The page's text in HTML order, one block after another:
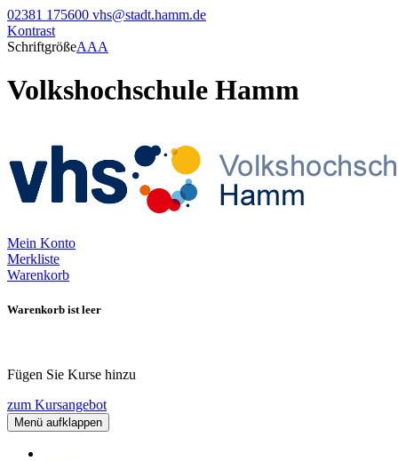
02381 175600 vhs@stadt.hamm.de
Kontrast
SchriftgrößeAAA
Volkshochschule Hamm
Mein Konto
Merkliste
Warenkorb
Warenkorb ist leer
Fügen Sie Kurse hinzu
zum Kursangebot
Menü aufklappen